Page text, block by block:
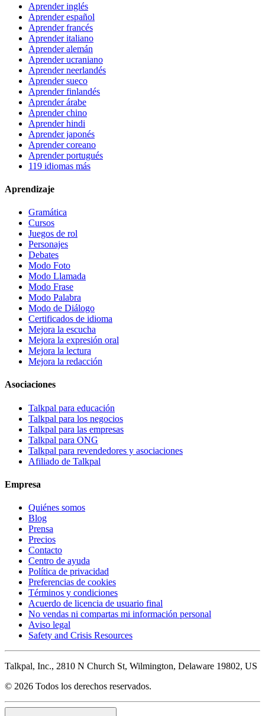
Aprender inglés
Aprender español
Aprender francés
Aprender italiano
Aprender alemán
Aprender ucraniano
Aprender neerlandés
Aprender sueco
Aprender finlandés
Aprender árabe
Aprender chino
Aprender hindi
Aprender japonés
Aprender coreano
Aprender portugués
119 idiomas más
Aprendizaje
Gramática
Cursos
Juegos de rol
Personajes
Debates
Modo Foto
Modo Llamada
Modo Frase
Modo Palabra
Modo de Diálogo
Certificados de idioma
Mejora la escucha
Mejora la expresión oral
Mejora la lectura
Mejora la redacción
Asociaciones
Talkpal para educación
Talkpal para los negocios
Talkpal para las empresas
Talkpal para ONG
Talkpal para revendedores y asociaciones
Afiliado de Talkpal
Empresa
Quiénes somos
Blog
Prensa
Precios
Contacto
Centro de ayuda
Política de privacidad
Preferencias de cookies
Términos y condiciones
Acuerdo de licencia de usuario final
No vendas ni compartas mi información personal
Aviso legal
Safety and Crisis Resources
Talkpal, Inc., 2810 N Church St, Wilmington, Delaware 19802, US
© 2026 Todos los derechos reservados.